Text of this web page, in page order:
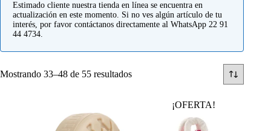
Estimado cliente nuestra tienda en línea se encuentra en
actualización en este momento. Si no ves algún artículo de tu
interés, por favor contáctanos directamente al WhatsApp 22 91
44 4734.
Mostrando 33–48 de 55 resultados
¡OFERTA!